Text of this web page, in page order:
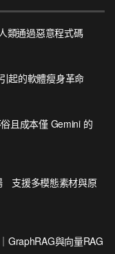
類通過惡意程式碼
起的軟體瘦身革命
且成本僅 Gemini 的
支援多模態素材與原
GraphRAG與向量RAG